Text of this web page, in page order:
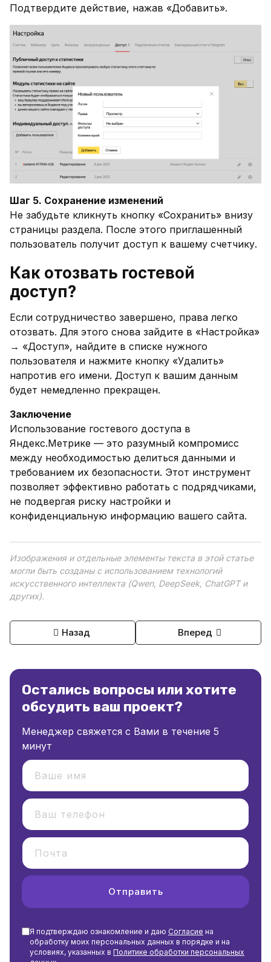
Подтвердите действие, нажав «Добавить».
Шаг 5. Сохранение изменений
Не забудьте кликнуть кнопку «Сохранить» внизу
страницы раздела. После этого приглашенный
пользователь получит доступ к вашему счетчику.
Как отозвать гостевой
доступ?
Если сотрудничество завершено, права легко
отозвать. Для этого снова зайдите в «Настройка»
→ «Доступ», найдите в списке нужного
пользователя и нажмите кнопку «Удалить»
напротив его имени. Доступ к вашим данным
будет немедленно прекращен.
Заключение
Использование гостевого доступа в
Яндекс.Метрике — это разумный компромисс
между необходимостью делиться данными и
требованием их безопасности. Этот инструмент
позволяет эффективно работать с подрядчиками,
не подвергая риску настройки и
конфиденциальную информацию вашего сайта.
Изображения и отдельные элементы текста в этой статье
могли быть созданы с использованием технологий
искусственного интеллекта (Qwen, DeepSeek, ChatGPT и
других).
Назад Вперед
Остались вопросы или хотите
обсудить ваш проект?
Менеджер свяжется с Вами в течение 5
минут
Отправить
Я подтверждаю ознакомление и даю Согласие на
обработку моих персональных данных в порядке и на
условиях, указанных в Политике обработки персональных